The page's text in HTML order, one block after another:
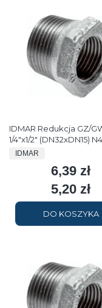
IDMAR Redukcja GZ/
1/4"x1/2" (DN32xDN15)
PRODUCENT
IDMAR
Cena
6,39 zł
Cena
5,20 zł
DO KOSZYKA